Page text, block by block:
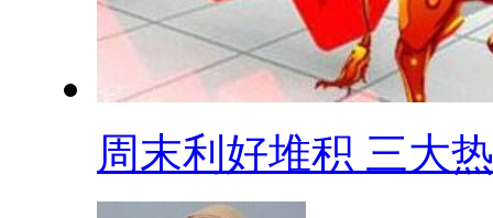
周末利好堆积 三大